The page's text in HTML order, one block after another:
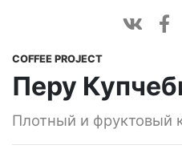
COFFEE PROJECT
Перу
Плотный и фруктовый